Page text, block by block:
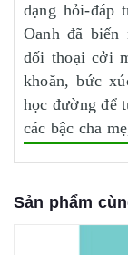
dạng hỏi-đáp
Oanh đã
đối thoại cởi
khoăn, bức
học đường để
các bậc cha
Sản phẩm